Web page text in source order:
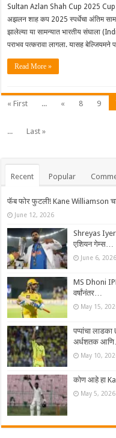
Sultan Azlan Shah Cup 2025 Cup
अझलन शाह कप 2025 स्पर्धेचा अंतिम
झालेल्या या सामन्यात भारतीय संघाला
पराभव पत्करावा लागला. यासह बेल्जियमने
Read More »
« First ... « 8 9
...
Last »
Recent Popular
फॅब फोर फुटली! Kane Williamson
June 12, 2026
Shreyas Iyer
एशियन गेम्स…
June 6, 2026
MS Dhoni
वर्षांनंतर…
May 15,
पप्पांचा
अर्धशतक
May 10,
कोण आहे हा
May 5, 2026